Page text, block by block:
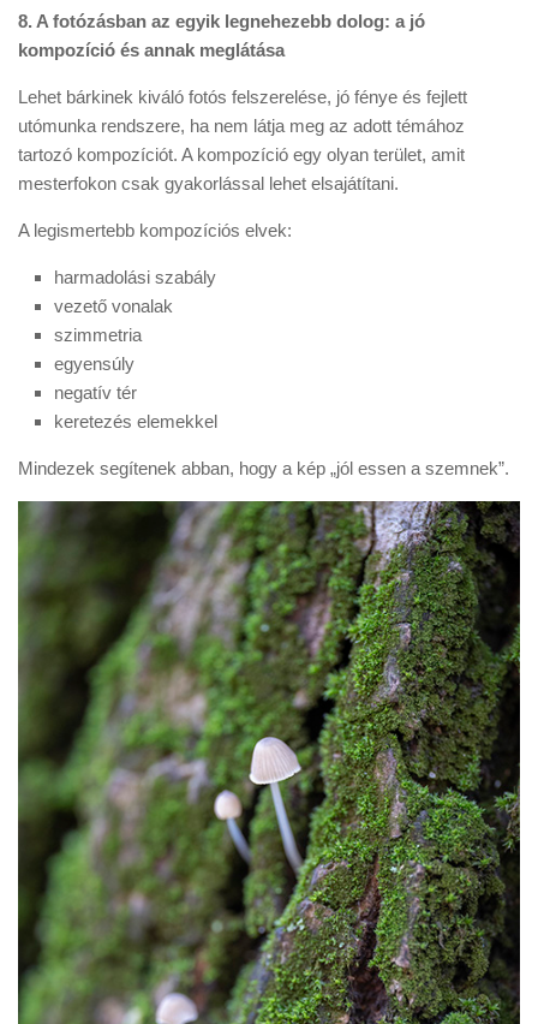
8. A fotózásban az egyik legnehezebb dolog: a jó
kompozíció és annak meglátása
Lehet bárkinek kiváló fotós felszerelése, jó fénye és fejlett
utómunka rendszere, ha nem látja meg az adott témához
tartozó kompozíciót. A kompozíció egy olyan terület, amit
mesterfokon csak gyakorlással lehet elsajátítani.
A legismertebb kompozíciós elvek:
harmadolási szabály
vezető vonalak
szimmetria
egyensúly
negatív tér
keretezés elemekkel
Mindezek segítenek abban, hogy a kép „jól essen a szemnek”.